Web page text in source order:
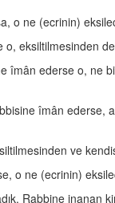
o ne (ecrinin)
eksiltilmesinden
ederse o, ne
îmân ederse,
ve
o ne (ecrinin)
Rabbine inanan